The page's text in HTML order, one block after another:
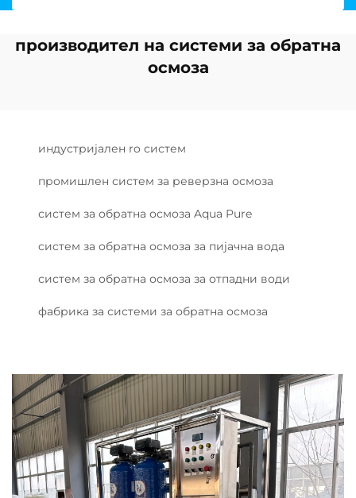
производител на системи за обратна
осмоза
индустријален ro систем
промишлен систем за реверзна осмоза
систем за обратна осмоза Aqua Pure
систем за обратна осмоза за пијачна вода
систем за обратна осмоза за отпадни води
фабрика за системи за обратна осмоза